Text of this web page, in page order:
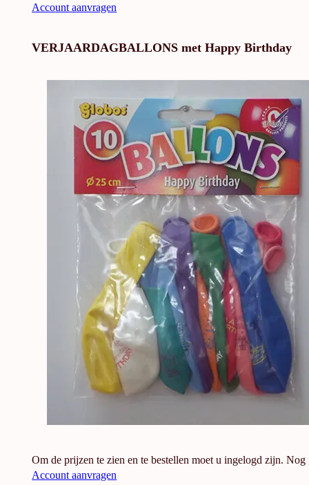
Account aanvragen
VERJAARDAGBALLONS met Happy Birthday
Om de prijzen te zien en te bestellen moet u ingelogd zijn. Nog
Account aanvragen